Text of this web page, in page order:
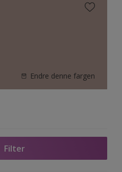
Endre denne fargen
Filter